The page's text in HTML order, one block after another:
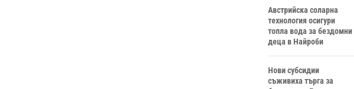
Австрийска соларна
технология осигури
топла вода за бездомни
деца в Найроби
Нови субсидии
съживиха търга за